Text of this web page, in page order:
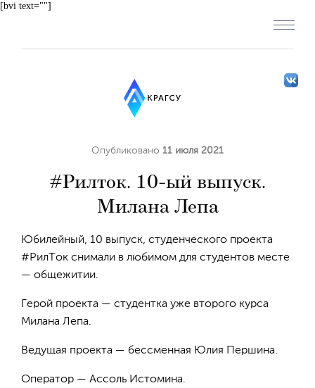
[bvi text=""]
Опубликовано 11 июля 2021
#Рилток. 10-ый выпуск.
Милана Лепа
Юбилейный, 10 выпуск, студенческого проекта
#РилТок снимали в любимом для студентов месте
— общежитии.
Герой проекта — студентка уже второго курса
Милана Лепа.
Ведущая проекта — бессменная Юлия Першина.
Оператор — Ассоль Истомина.